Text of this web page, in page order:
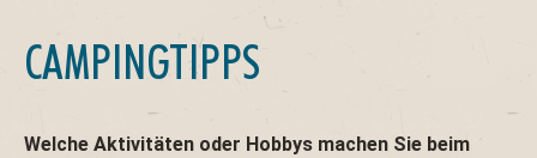
CAMPINGTIPPS
Welche Aktivitäten oder Hobbys machen Sie beim